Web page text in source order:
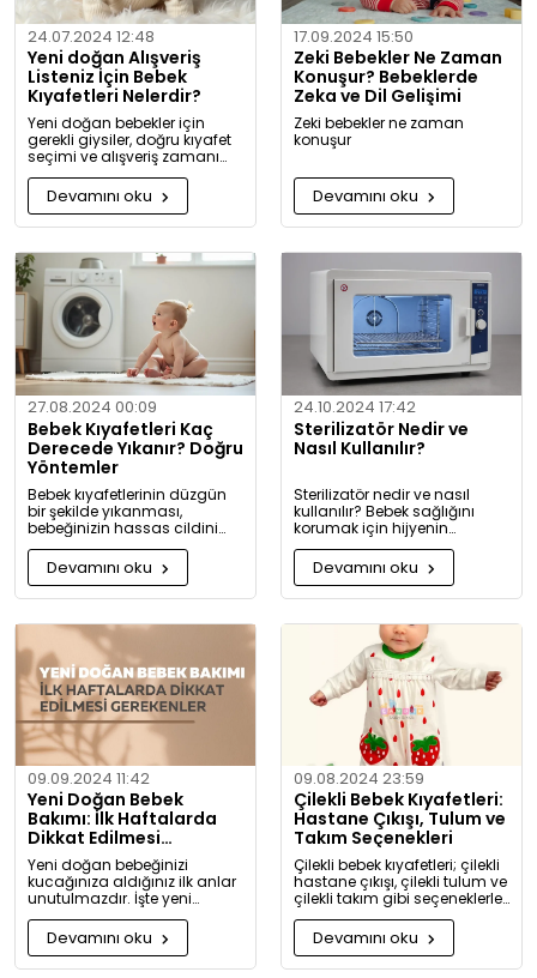
24.07.2024 12:48
Yeni doğan Alışveriş
Listeniz İçin Bebek
Kıyafetleri Nelerdir?
Yeni doğan bebekler için
gerekli giysiler, doğru kıyafet
seçimi ve alışveriş zamanı
hakkında kapsamlı bilgiler ve
tavsiyeler.
Devamını oku
17.09.2024 15:50
Zeki Bebekler Ne Zaman
Konuşur? Bebeklerde
Zeka ve Dil Gelişimi
Zeki bebekler ne zaman
konuşur
Devamını oku
27.08.2024 00:09
Bebek Kıyafetleri Kaç
Derecede Yıkanır? Doğru
Yöntemler
Bebek kıyafetlerinin düzgün
bir şekilde yıkanması,
bebeğinizin hassas cildini
korumak için oldukça
önemlidir. Bu rehberde, bebek
giysilerinizi nasıl ve hangi
koşullarda yıkamanız
bilgiler bulacaksınız.
Devamını oku
24.10.2024 17:42
Sterilizatör Nedir ve
Nasıl Kullanılır?
Sterilizatör nedir ve nasıl
kullanılır? Bebek sağlığını
korumak için hijyenin
önemini keşfedin. Buharlı ve
UV sterilizatörlerle mikroplara
karşı tam koruma!
Devamını oku
09.09.2024 11:42
Yeni Doğan Bebek
Bakımı: İlk Haftalarda
Dikkat Edilmesi
Gerekenler
Yeni doğan bebeğinizi
kucağınıza aldığınız ilk anlar
unutulmazdır. İşte yeni
doğan bebek bakımında
dikkat etmeniz gerekenler:
Devamını oku
09.08.2024 23:59
Çilekli Bebek Kıyafetleri:
Hastane Çıkışı, Tulum ve
Takım Seçenekleri
Çilekli bebek kıyafetleri; çilekli
hastane çıkışı, çilekli tulum ve
çilekli takım gibi seçeneklerle
bebeğinize tatlılık katıyor. Kız
ve erkek bebekler için özel
tasarlanmış, organik
pamuktan üretilmiş şık ve
Devamını oku